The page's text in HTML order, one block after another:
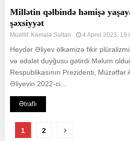
Millətin qəlbində həmişə
şəxsiyyət
Müəllif: Kəmalə Sultan 4 Aprel 2023,
Heydər Əliyev ölkəmizə fikir
və ədalət duyğusu gətirdi Məlum
Respublikasının Prezidenti, Müzəffər
Əliyevin 2022-ci...
Ətraflı
Posts
1 2